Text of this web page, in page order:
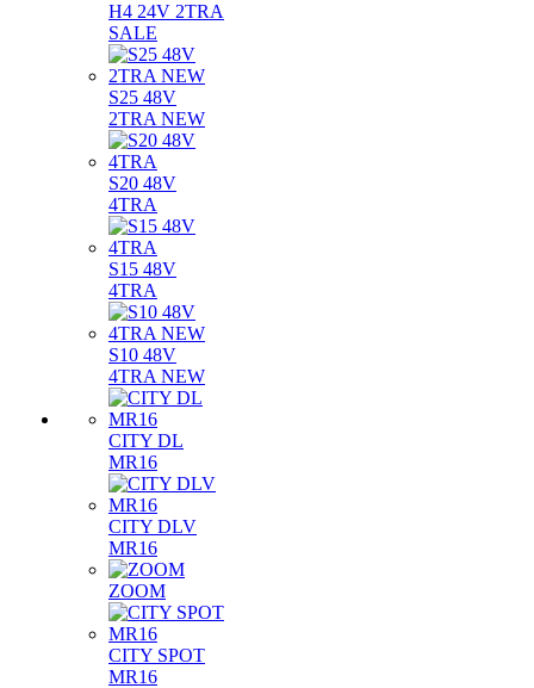
H4 24V 2TRA
SALE
S25 48V
2TRA NEW
S20 48V
4TRA
S15 48V
4TRA
S10 48V
4TRA NEW
CITY DL
MR16
CITY DLV
MR16
ZOOM
CITY SPOT
MR16